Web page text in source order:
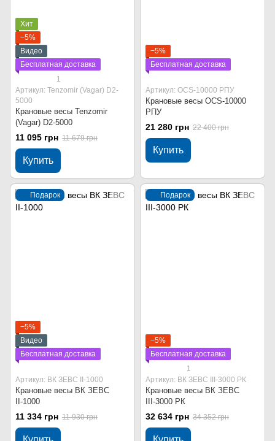
Хит
−5%
Видео
Бесплатная доставка
1
Артикул: Tenzomir (Vagar) D2-
5000
Крановые весы Tenzomir
(Vagar) D2-5000
11 095 грн 11 679 грн
Купить
−5%
Бесплатная доставка
Артикул: OCS-10000 РПУ
Крановые весы OCS-10000
РПУ
21 280 грн 22 400 грн
Купить
Подарок
−5%
Видео
Бесплатная доставка
Артикул: ВК ЗЕВС ІІ-1000
Крановые весы ВК ЗЕВС
ІІ-1000
11 334 грн 11 930 грн
Подарок
−5%
Бесплатная доставка
1
Артикул: ВК ЗЕВС ІІІ-3000 РК
Крановые весы ВК ЗЕВС
ІІІ-3000 РК
32 634 грн 34 352 грн